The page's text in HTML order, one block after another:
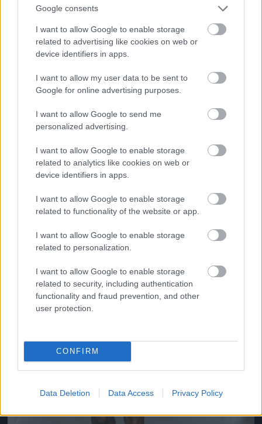
Google consents
I want to allow Google to enable storage
related to advertising like cookies on web or
device identifiers in apps.
I want to allow my user data to be sent to
Google for online advertising purposes.
I want to allow Google to send me
personalized advertising.
I want to allow Google to enable storage
related to analytics like cookies on web or
device identifiers in apps.
I want to allow Google to enable storage
related to functionality of the website or app.
I want to allow Google to enable storage
related to personalization.
I want to allow Google to enable storage
related to security, including authentication
functionality and fraud prevention, and other
user protection.
CONFIRM
Data Deletion Data Access Privacy Policy
Ez lesz a menő a következő nyári szezonban a
londoni divathét szerint
Fotó: Victor VIRGILE / Europress / Getty
Jön még kép!